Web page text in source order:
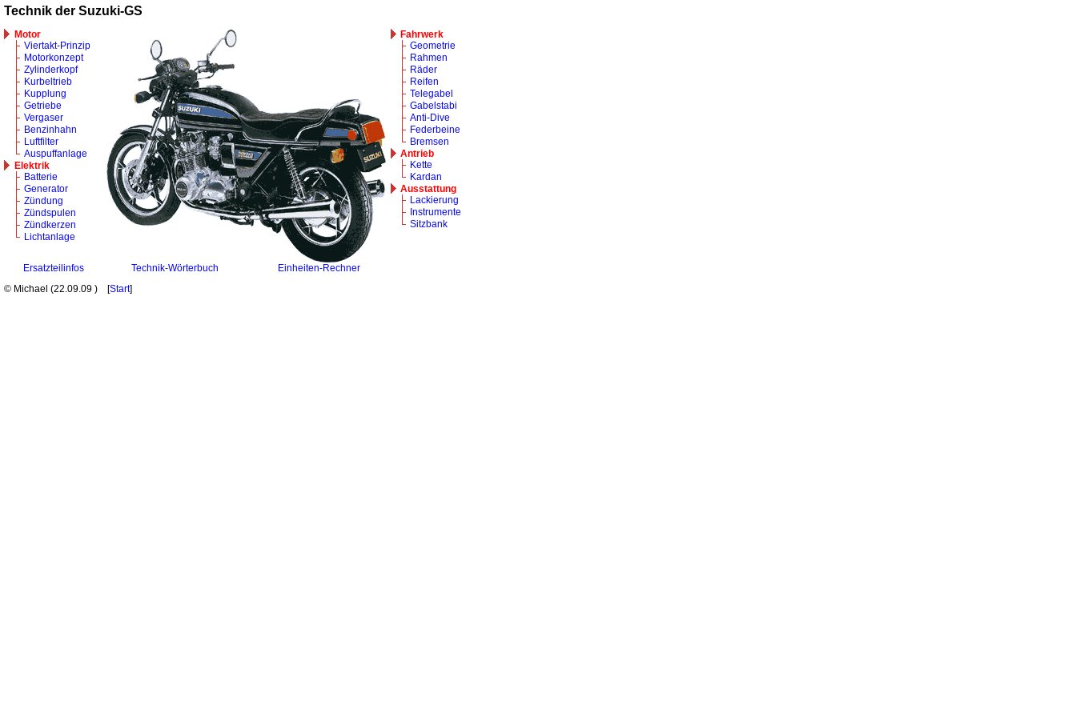
Technik der Suzuki-GS
Motor
Viertakt-Prinzip
Motorkonzept
Zylinderkopf
Kurbeltrieb
Kupplung
Getriebe
Vergaser
Benzinhahn
Luftfilter
Auspuffanlage
Elektrik
Batterie
Generator
Zündung
Zündspulen
Zündkerzen
Lichtanlage
Fahrwerk
Geometrie
Rahmen
Räder
Reifen
Telegabel
Gabelstabi
Anti-Dive
Federbeine
Bremsen
Antrieb
Kette
Kardan
Ausstattung
Lackierung
Instrumente
Sitzbank
Ersatzteilinfos Technik-Wörterbuch
Einheiten-Rechner
© Michael (22.09.09 ) [Start]